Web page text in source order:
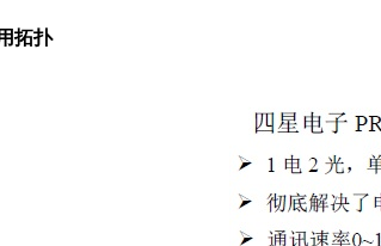
拓扑